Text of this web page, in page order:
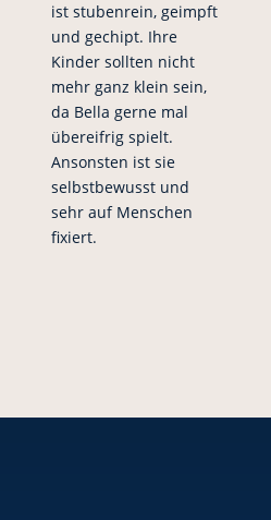
ist stubenrein, geimpft
und gechipt. Ihre
Kinder sollten nicht
mehr ganz klein sein,
da Bella gerne mal
übereifrig spielt.
Ansonsten ist sie
selbstbewusst und
sehr auf Menschen
fixiert.